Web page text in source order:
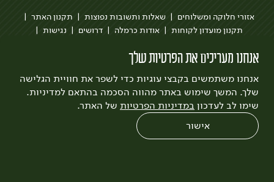
אנחנו מעריכים את הפרטיות שלך
אנחנו משתמשים בקבצי עוגיות כדי לשפר את חוויית הגלישה
שלך. המשך שימוש באתר מהווה הסכמה בהתאם למדיניות.
שימו לב לעדכון במדיניות הפרטיות של האתר.
אישור
אזורי חלוקה ומשלוחים שאלות ותשובות נפוצות
תקנון האתר
תקנון מועדון לקוחות
אודות כרמלה דרושים
נגישות
לצפייה בעדכון מדיניות פרטיות
עיצוב:3bears פיתוח:Quatro